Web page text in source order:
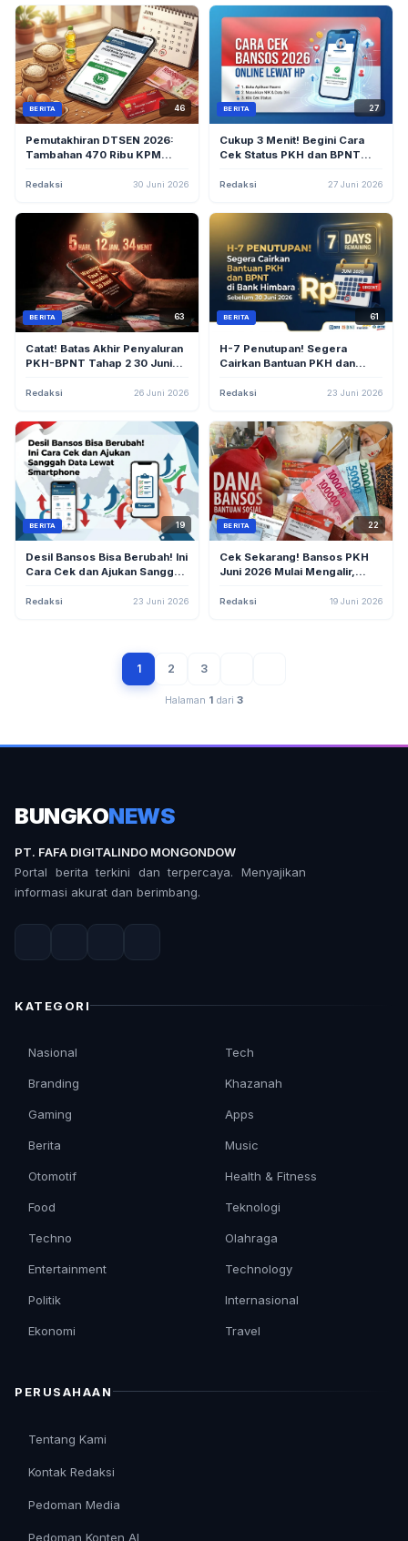
BERITA 46
Pemutakhiran DTSEN 2026:
Tambahan 470 Ribu KPM
cekbansos.kemensos.go.id
Redaksi 30 Juni 2026
BERITA 27
Cukup 3 Menit! Begini Cara
Cek Status PKH dan BPNT
Redaksi 27 Juni 2026
BERITA 63
Catat! Batas Akhir Penyaluran
PKH-BPNT Tahap 2 30 Juni
Tahap 3 Bergulir
Redaksi 26 Juni 2026
BERITA 61
H-7 Penutupan! Segera
Cairkan Bantuan PKH dan
Sebelum 30 Juni 2026
Redaksi 23 Juni 2026
BERITA 19
Desil Bansos Bisa Berubah! Ini
Cara Cek dan Ajukan Sanggah
Redaksi 23 Juni 2026
BERITA 22
Cek Sekarang! Bansos PKH
Juni 2026 Mulai Mengalir,
HP
Redaksi 19 Juni 2026
1 2 3
Halaman 1 dari 3
BUNGKONEWS
PT. FAFA DIGITALINDO MONGONDOW
Portal berita terkini dan terpercaya. Menyajikan
informasi akurat dan berimbang.
KATEGORI
Nasional
Branding
Gaming
Berita
Otomotif
Tech
Khazanah
Apps
Music
Health & Fitness
Food
Techno
Entertainment
Politik
Ekonomi
Teknologi
Olahraga
Technology
Internasional
Travel
PERUSAHAAN
Tentang Kami
Kontak Redaksi
Pedoman Media
Pedoman Konten AI